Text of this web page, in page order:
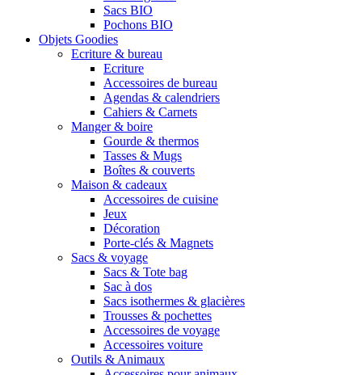
Sacs BIO
Pochons BIO
Objets Goodies
Ecriture & bureau
Ecriture
Accessoires de bureau
Agendas & calendriers
Cahiers & Carnets
Manger & boire
Gourde & thermos
Tasses & Mugs
Boîtes & couverts
Maison & cadeaux
Accessoires de cuisine
Jeux
Décoration
Porte-clés & Magnets
Sacs & voyage
Sacs & Tote bag
Sac à dos
Sacs isothermes & glacières
Trousses & pochettes
Accessoires de voyage
Accessoires voiture
Outils & Animaux